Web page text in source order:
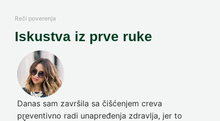
Reči poverenja
Iskustva iz prve ruke
Danas sam završila sa čišćenjem creva
preventivno radi unapređenja zdravlja, jer to